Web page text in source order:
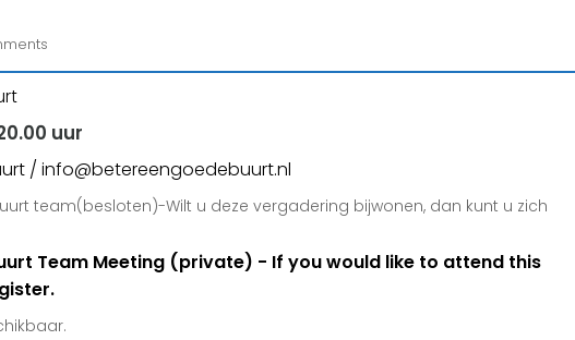
uur
/ info@betereengoedebuurt.nl
team(besloten)-Wilt u deze vergadering bijwonen, dan kunt u zich
Team Meeting (private) - If you would like to attend this